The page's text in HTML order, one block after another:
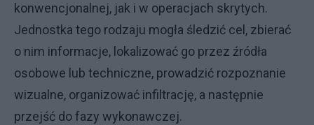
konwencjonalnej, jak i w operacjach skrytych.
Jednostka tego rodzaju mogła śledzić cel, zbierać
o nim informacje, lokalizować go przez źródła
osobowe lub techniczne, prowadzić rozpoznanie
wizualne, organizować infiltrację, a następnie
przejść do fazy wykonawczej.